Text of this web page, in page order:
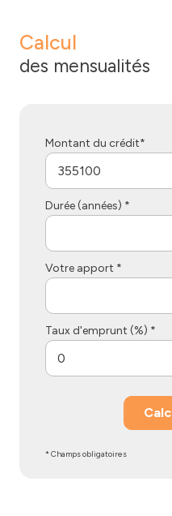
Calcul
des mensualités
Montant du crédit*
Durée (années) *
Votre apport *
Taux d'emprunt (%) *
* Champs obligatoires